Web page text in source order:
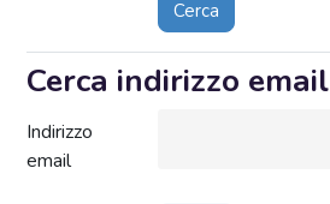
Cerca indirizzo email
Cerca indirizzo email
Indirizzo
email